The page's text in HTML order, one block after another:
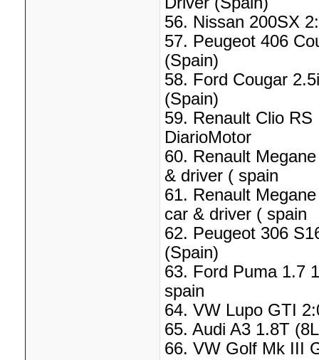
56. Nissan 200SX
57. Peugeot 406
(Spain)
58. Ford Cougar
(Spain)
59. Renault Clio
DiarioMotor
60. Renault
& driver ( spain
61. Renault
car & driver ( spain
62. Peugeot 306
(Spain)
63. Ford Puma 1.7
spain
64. VW Lupo GTI
65. Audi A3 1.8T
66. VW Golf Mk III